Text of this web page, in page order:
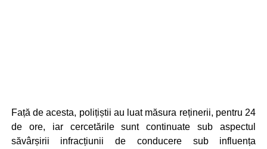
Față de acesta, polițiștii au luat măsura reținerii, pentru 24
de ore, iar cercetările sunt continuate sub aspectul
săvârșirii infracțiunii de conducere sub influența